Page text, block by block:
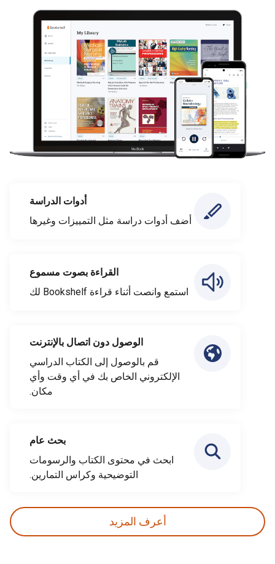
أدوات الدراسة
أضف أدوات دراسة مثل التمييزات وغيرها
القراءة بصوت مسموع
استمع وانصت أثناء قراءة Bookshelf لك
الوصول دون اتصال بالإنترنت
قم بالوصول إلى الكتاب الدراسي
الإلكتروني الخاص بك في أي وقت وأي
مكان.
بحث عام
ابحث في محتوى الكتاب والرسومات
التوضيحية وكراس التمارين.
أعرف المزيد